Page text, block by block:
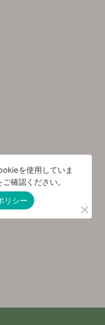
を使用していま
確認ください。
リシー